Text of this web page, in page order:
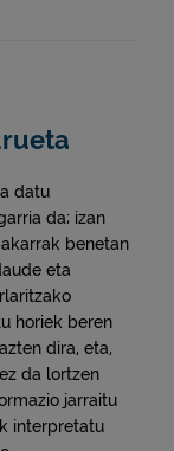
datu
da; izan
benetan
eta
horiek beren
dira, eta,
da lortzen
jarraitu
interpretatu